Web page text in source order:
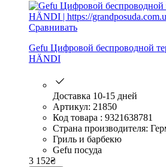
Сравнивать
Gefu Цифровой беспроводной
HÄNDI
Доставка 10-15 дней
Артикул: 21850
Код товара : 9321638781
Страна производителя:
Гриль и барбекю
Gefu посуда
3 152₴